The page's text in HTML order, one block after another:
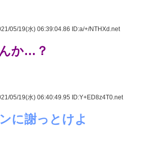
05/19(水) 06:39:04.86 ID:a/+/NTHXd.net
か…？
05/19(水) 06:40:49.95 ID:Y+ED8z4T0.net
に謝っとけよ